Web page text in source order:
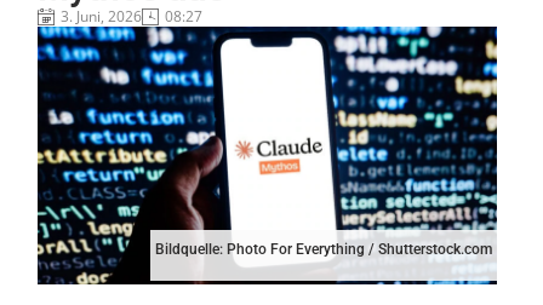
3. Juni, 2026 08:27
Bildquelle: Photo For Everything / Shutterstock.com